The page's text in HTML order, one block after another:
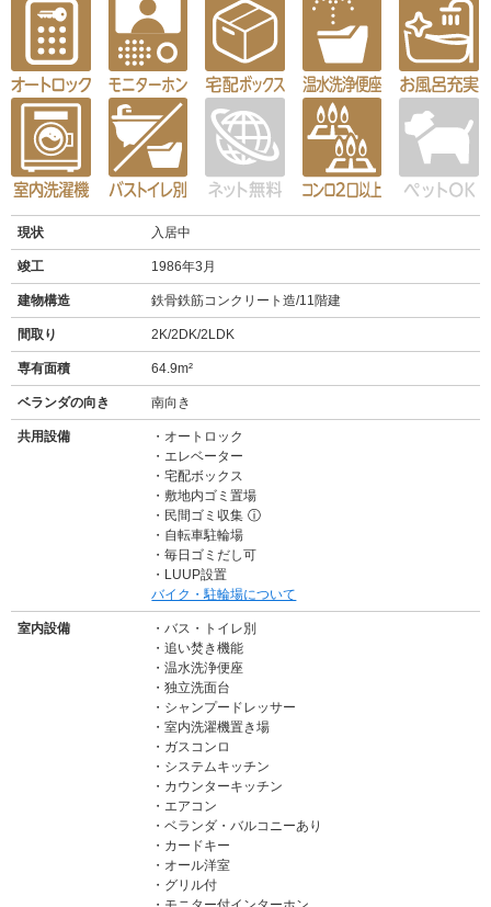
現状 入居中
竣工 1986年3月
建物構造 鉄骨鉄筋コンクリート造/11階建
間取り 2K/2DK/2LDK
専有面積 64.9m²
ベランダの向き 南向き
共用設備
オートロック
エレベーター
宅配ボックス
敷地内ゴミ置場
民間ゴミ収集 ⓘ
自転車駐輪場
毎日ゴミだし可
LUUP設置
バイク・駐輪場について
室内設備
バス・トイレ別
追い焚き機能
温水洗浄便座
独立洗面台
シャンプードレッサー
室内洗濯機置き場
ガスコンロ
システムキッチン
カウンターキッチン
エアコン
ベランダ・バルコニーあり
カードキー
オール洋室
グリル付